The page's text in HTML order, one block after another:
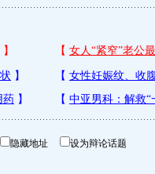
隐藏地址 设为辩论话题